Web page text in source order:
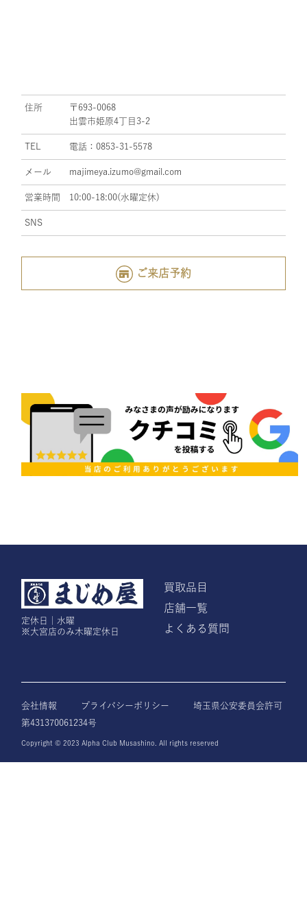
住所
〒693-0068
出雲市姫原4丁目3-2
TEL 電話：0853-31-5578
メール majimeya.izumo@gmail.com
営業時間 10:00-18:00(水曜定休)
SNS
ご来店予約
定休日｜水曜
※大宮店のみ木曜定休日
買取品目
店舗一覧
よくある質問
会社情報 プライバシーポリシー
埼玉県公安委員会許可
第431370061234号
Copyright © 2023 Alpha Club Musashino. All rights reserved